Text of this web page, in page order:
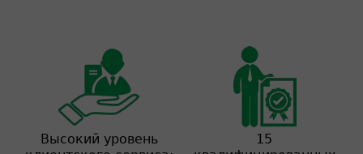
Высокий уровень
15